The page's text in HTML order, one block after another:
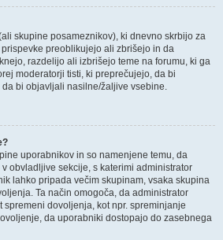
skupine posameznikov), ki dnevno skrbijo za
preoblikujejo ali zbrišejo in da
razdelijo ali izbrišejo teme na forumu, ki ga
moderatorji tisti, ki preprečujejo, da bi
bi objavljali nasilne/žaljive vsebine.
uporabnikov in so namenjene temu, da
obvladljive sekcije, s katerimi administrator
lahko pripada večim skupinam, vsaka skupina
Ta način omogoča, da administrator
dovoljenja, kot npr. spreminjanje
da uporabniki dostopajo do zasebnega